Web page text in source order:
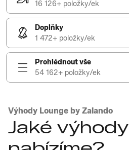
16 126+ položky/ek
Doplňky
1 472+ položky/ek
Prohlédnout vše
54 162+ položky/ek
Výhody Lounge by Zalando
Jaké výhody